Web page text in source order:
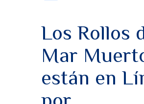
b
o
o
k
p
a
rt
ir
Los Rollos
Mar
están en